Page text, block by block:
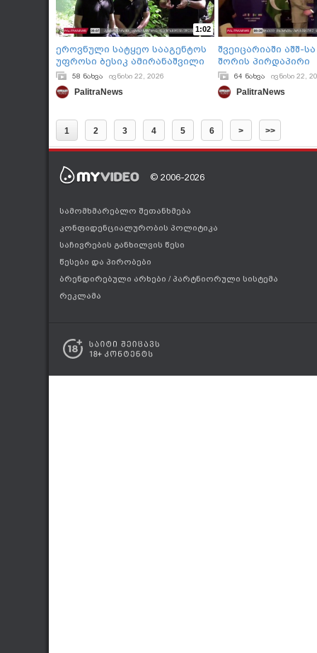
1:02
ეროვნული სატყეო სააგენტოს
უფროსი ბესიკ ამირანაშვილი
გურიის რეგიონში ტყის
აღდგენის მასშტაბურ პროექტს
ადგილზე გაეცნო
58 ნახვა ივნისი 22, 2026
PalitraNews
შვეიცარიაში აშშ-
შორის პირდაპირი
მოლაპარაკებების
რაუნდი გაიმართა
64 ნახვა ივნისი 22,
PalitraNews
1 2 3 4 5 6 > >>
© 2006-2026
სამომხმარებლო შეთანხმება
კონფიდენციალურობის პოლიტიკა
საჩივრების განხილვის წესი
წესები და პირობები
ბრენდირებული არხები / პარტნიორული სისტემა
რეკლამა